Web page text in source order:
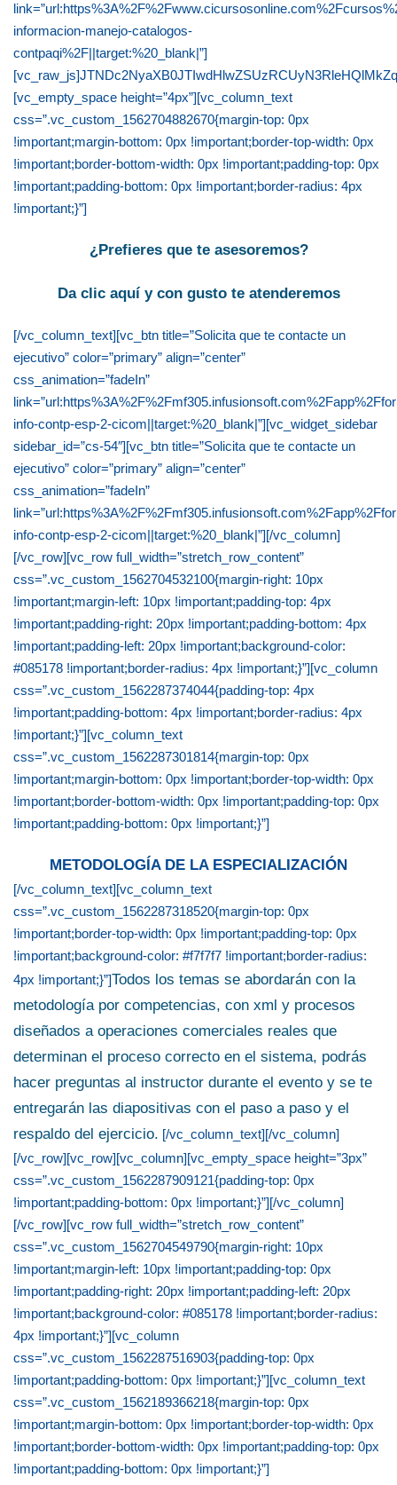
informacion-manejo-catalogos-
contpaqi%2F||target:%20_blank|”]
[vc_empty_space height=”4px”][vc_column_text
css=”.vc_custom_1562704882670{margin-top: 0px
!important;margin-bottom: 0px !important;border-top-width: 0px
!important;border-bottom-width: 0px !important;padding-top: 0px
!important;padding-bottom: 0px !important;border-radius: 4px
!important;}”]
¿Prefieres que te asesoremos?
Da clic aquí y con gusto te atenderemos
[/vc_column_text][vc_btn title=”Solicita que te contacte un
ejecutivo” color=”primary” align=”center”
css_animation=”fadeIn”
info-contp-esp-2-cicom||target:%20_blank|”][vc_widget_sidebar
sidebar_id=”cs-54″][vc_btn title=”Solicita que te contacte un
ejecutivo” color=”primary” align=”center”
css_animation=”fadeIn”
info-contp-esp-2-cicom||target:%20_blank|”][/vc_column]
[/vc_row][vc_row full_width=”stretch_row_content”
css=”.vc_custom_1562704532100{margin-right: 10px
!important;margin-left: 10px !important;padding-top: 4px
!important;padding-right: 20px !important;padding-bottom: 4px
!important;padding-left: 20px !important;background-color:
#085178 !important;border-radius: 4px !important;}”][vc_column
css=”.vc_custom_1562287374044{padding-top: 4px
!important;padding-bottom: 4px !important;border-radius: 4px
!important;}”][vc_column_text
css=”.vc_custom_1562287301814{margin-top: 0px
!important;margin-bottom: 0px !important;border-top-width: 0px
!important;border-bottom-width: 0px !important;padding-top: 0px
!important;padding-bottom: 0px !important;}”]
METODOLOGÍA DE LA ESPECIALIZACIÓN
[/vc_column_text][vc_column_text
css=”.vc_custom_1562287318520{margin-top: 0px
!important;border-top-width: 0px !important;padding-top: 0px
!important;background-color: #f7f7f7 !important;border-radius:
4px !important;}”]Todos los temas se abordarán con la
metodología por competencias, con xml y procesos
diseñados a operaciones comerciales reales que
determinan el proceso correcto en el sistema, podrás
hacer preguntas al instructor durante el evento y se te
entregarán las diapositivas con el paso a paso y el
respaldo del ejercicio. [/vc_column_text][/vc_column]
[/vc_row][vc_row][vc_column][vc_empty_space height=”3px”
css=”.vc_custom_1562287909121{padding-top: 0px
!important;padding-bottom: 0px !important;}”][/vc_column]
[/vc_row][vc_row full_width=”stretch_row_content”
css=”.vc_custom_1562704549790{margin-right: 10px
!important;margin-left: 10px !important;padding-top: 0px
!important;padding-right: 20px !important;padding-left: 20px
!important;background-color: #085178 !important;border-radius:
4px !important;}”][vc_column
css=”.vc_custom_1562287516903{padding-top: 0px
!important;padding-bottom: 0px !important;}”][vc_column_text
css=”.vc_custom_1562189366218{margin-top: 0px
!important;margin-bottom: 0px !important;border-top-width: 0px
!important;border-bottom-width: 0px !important;padding-top: 0px
!important;padding-bottom: 0px !important;}”]